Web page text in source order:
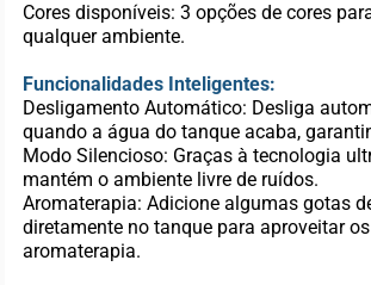
Cores disponíveis: 3 opções de cores
qualquer ambiente.
Funcionalidades Inteligentes:
Desligamento Automático: Desliga
quando a água do tanque acaba,
Modo Silencioso: Graças à tecnologia
mantém o ambiente livre de ruídos.
Aromaterapia: Adicione algumas gotas
diretamente no tanque para aproveitar
aromaterapia.